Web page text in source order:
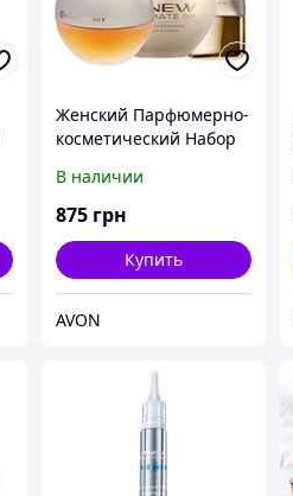
Женский Парфюмерно-
косметический Набор
красота»
В наличии
875 грн
Купить
AVON